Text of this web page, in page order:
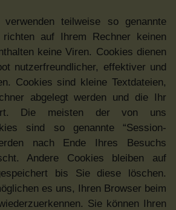
verwenden teilweise so genannte
auf Ihrem Rechner keinen
keine Viren. Cookies dienen
nutzerfreundlicher, effektiver und
Cookies sind kleine Textdateien,
abgelegt werden und die Ihr
Die meisten der von uns
sind so genannte “Session-
nach Ende Ihres Besuchs
Andere Cookies bleiben auf
bis Sie diese löschen.
es uns, Ihren Browser beim
Sie können Ihren